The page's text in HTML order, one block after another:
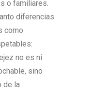
o familiares.
diferencias
como
no es ni
sino
de la